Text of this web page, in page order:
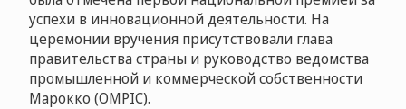
успехи в инновационной деятельности. На
церемонии вручения присутствовали глава
правительства страны и руководство ведомства
промышленной и коммерческой собственности
Марокко (OMPIC).